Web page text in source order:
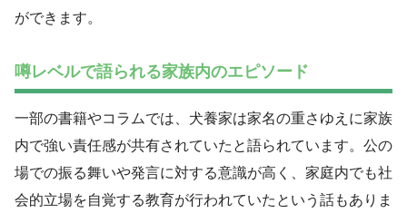
ができます。
噂レベルで語られる家族内のエピソード
一部の書籍やコラムでは、犬養家は家名の重さゆえに家族
内で強い責任感が共有されていたと語られています。公の
場での振る舞いや発言に対する意識が高く、家庭内でも社
会的立場を自覚する教育が行われていたという話もありま